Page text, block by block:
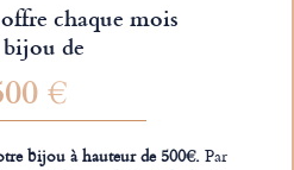
chaque mois
de
€
bijou à hauteur de 500€.Par